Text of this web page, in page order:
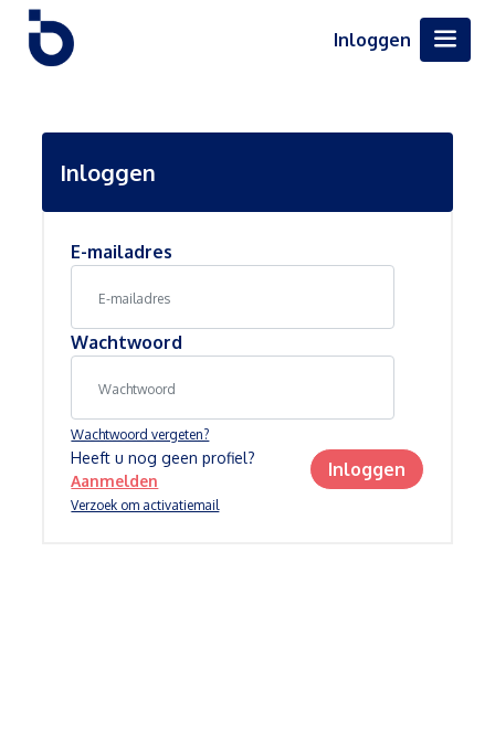
Inloggen
Inloggen
E-mailadres
Wachtwoord
Wachtwoord vergeten?
Verzoek om activatiemail
Heeft u nog geen profiel?
Aanmelden
Inloggen